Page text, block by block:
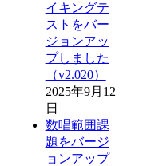
イキングテ
ストをバー
ジョンアッ
プしました
（v2.020）
2025年9月12
日
数唱範囲課
題をバージ
ョンアップ